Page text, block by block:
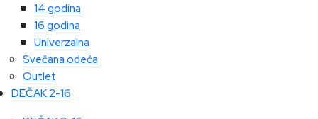
14 godina
16 godina
Univerzalna
Svečana odeća
Outlet
DEČAK 2-16